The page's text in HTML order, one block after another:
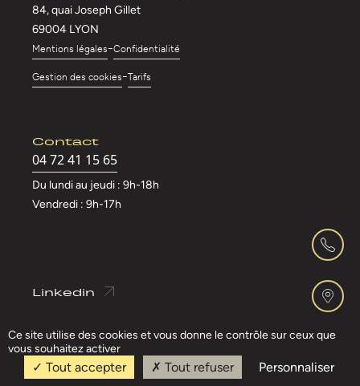
84, quai Joseph Gillet
69004 LYON
Mentions légales-Confidentialité
Gestion des cookies-Tarifs
Contact
04 72 41 15 65
Du lundi au jeudi : 9h-18h
Vendredi : 9h-17h
Linkedin
Ce site utilise des cookies et vous donne le contrôle sur ceux que
vous souhaitez activer
Tout accepter Tout refuser Personnaliser